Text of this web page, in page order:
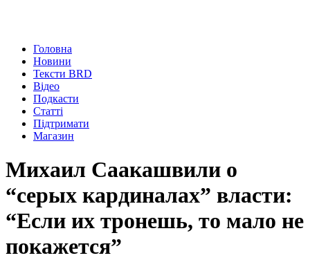
Головна
Новини
Тексти BRD
Відео
Подкасти
Статті
Підтримати
Магазин
Михаил Саакашвили о
“серых кардиналах” власти:
“Если их тронешь, то мало не
покажется”